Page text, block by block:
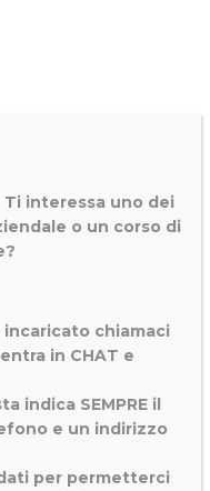
interessa uno dei
o un corso di
chiamaci
in CHAT e
indica SEMPRE il
e un indirizzo
per permetterci